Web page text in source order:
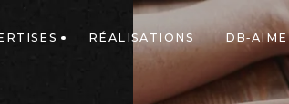
RÉALISATIONS DB-AIME